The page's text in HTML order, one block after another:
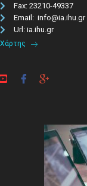
Fax: 23210-49337
Email: info@ia.ihu.gr
Url: ia.ihu.gr
Χάρτης